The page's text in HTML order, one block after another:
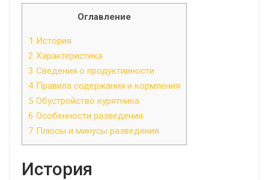
Оглавление
1 История
2 Характеристика
3 Сведения о продуктивности
4 Правила содержания и кормления
5 Обустройство курятника
6 Особенности разведения
7 Плюсы и минусы разведения
История